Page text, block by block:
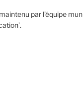
par l’équipe